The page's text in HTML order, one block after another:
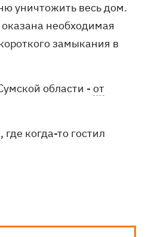
уничтожить весь дом.
необходимая
замыкания в
области - от
, где когда-то гостил